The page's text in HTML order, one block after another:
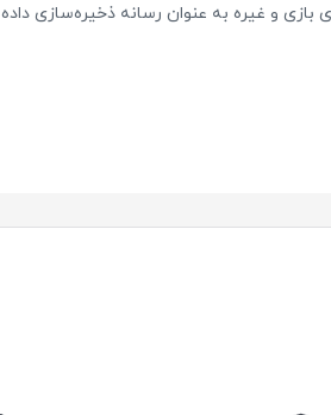
بازی و غیره به عنوان رسانه ذخیره‌سازی داده